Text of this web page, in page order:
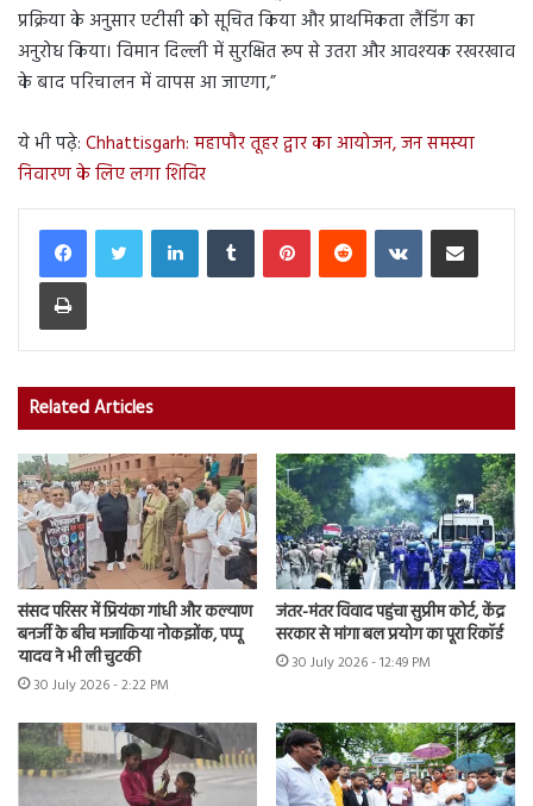
प्रक्रिया के अनुसार एटीसी को सूचित किया और प्राथमिकता लैंडिंग का
अनुरोध किया। विमान दिल्ली में सुरक्षित रूप से उतरा और आवश्यक रखरखाव
के बाद परिचालन में वापस आ जाएगा,”
ये भी पढ़े: Chhattisgarh: महापौर तूहर द्वार का आयोजन, जन समस्या
निवारण के लिए लगा शिविर
LinkedInTumblr PinterestReddit VKontakteShare via Email
Print
Related Articles
संसद परिसर में प्रियंका गांधी और कल्याण
बनर्जी के बीच मजाकिया नोकझोंक, पप्पू
यादव ने भी ली चुटकी
30 July 2026 - 2:22 PM
जंतर-मंतर विवाद पहुंचा सुप्रीम कोर्ट, केंद्र
सरकार से मांगा बल प्रयोग का पूरा रिकॉर्ड
30 July 2026 - 12:49 PM